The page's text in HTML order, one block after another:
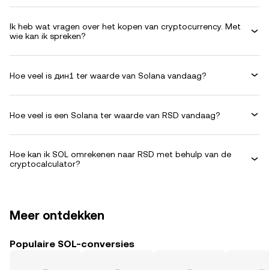
Ik heb wat vragen over het kopen van cryptocurrency. Met
wie kan ik spreken?
Hoe veel is дин1 ter waarde van Solana vandaag?
Hoe veel is een Solana ter waarde van RSD vandaag?
Hoe kan ik SOL omrekenen naar RSD met behulp van de
cryptocalculator?
Meer ontdekken
Populaire SOL-conversies